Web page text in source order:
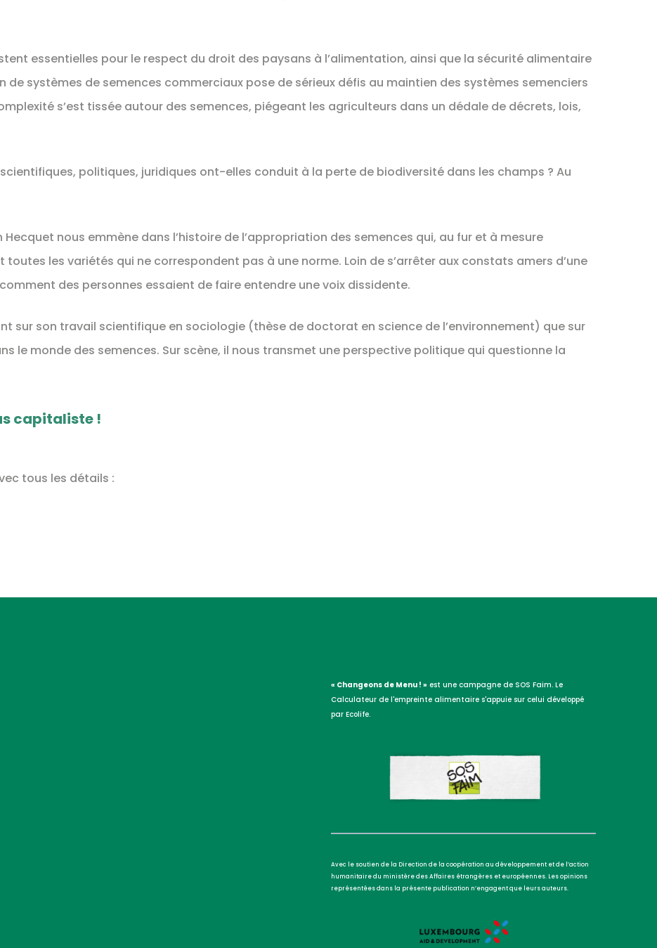
essentielles pour le respect du droit des paysans à l’alimentation, ainsi que la sécurité alimentaire
systèmes de semences commerciaux pose de sérieux défis au maintien des systèmes semenciers
s’est tissée autour des semences, piégeant les agriculteurs dans un dédale de décrets, lois,
politiques, juridiques ont-elles conduit à la perte de biodiversité dans les champs ? Au
nous emmène dans l’histoire de l’appropriation des semences qui, au fur et à mesure
les variétés qui ne correspondent pas à une norme. Loin de s’arrêter aux constats amers d’une
des personnes essaient de faire entendre une voix dissidente.
sur son travail scientifique en sociologie (thèse de doctorat en science de l’environnement) que sur
le monde des semences. Sur scène, il nous transmet une perspective politique qui questionne la
capitaliste !
tous les détails :
« Changeons de Menu ! » est une campagne de SOS Faim. Le
Calculateur de l'empreinte alimentaire s'appuie sur celui développé
par Ecolife.
Avec le soutien de la Direction de la coopération au développement et de l’action
humanitaire du ministère des Affaires étrangères et européennes. Les opinions
représentées dans la présente publication n’engagent que leurs auteurs.